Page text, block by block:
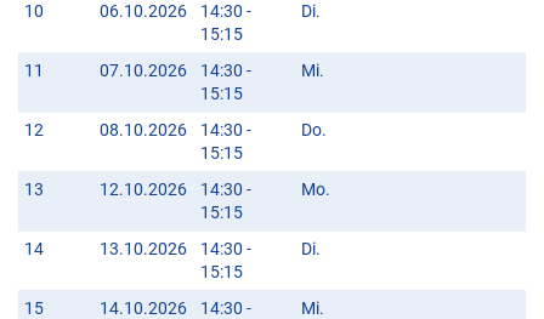
10 06.10.2026
14:30 -
15:15
Di.
11 07.10.2026
14:30 -
15:15
Mi.
12 08.10.2026
14:30 -
15:15
Do.
13 12.10.2026
14:30 -
15:15
Mo.
14 13.10.2026
14:30 -
15:15
Di.
15 14.10.2026
14:30 -
Mi.